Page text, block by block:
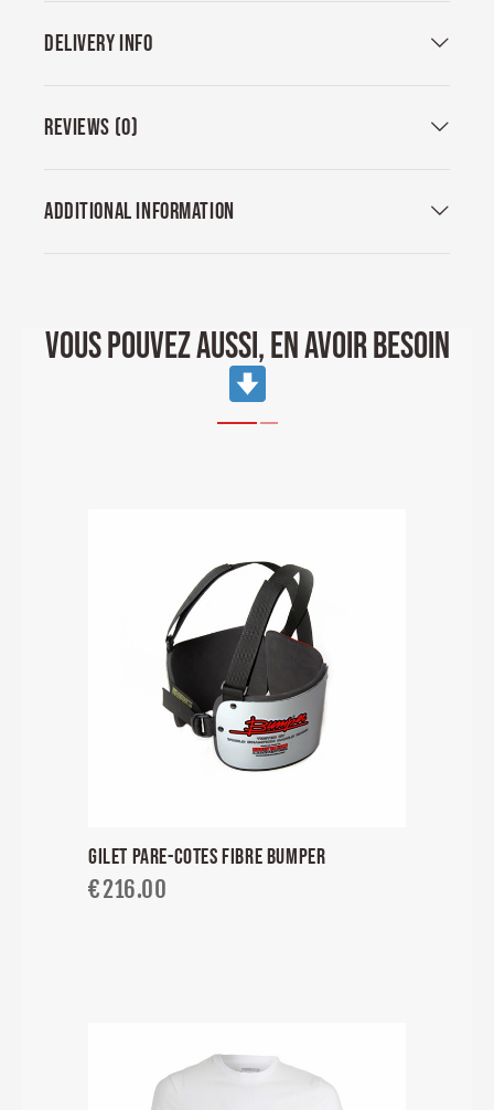
DELIVERY INFO
REVIEWS (0)
ADDITIONAL INFORMATION
VOUS POUVEZ AUSSI, EN AVOIR BESOIN
GILET PARE-COTES FIBRE BUMPER
€216.00